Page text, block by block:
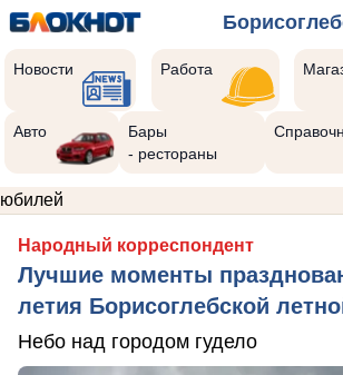
Новости Работа
Авто
Бары
- рестораны
юбилей
Народный корреспондент
Лучшие моменты
летия Борисоглебской
Небо над городом гудело